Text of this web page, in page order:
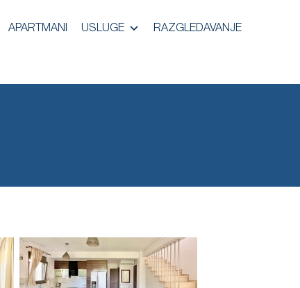
APARTMANI USLUGE RAZGLEDAVANJE